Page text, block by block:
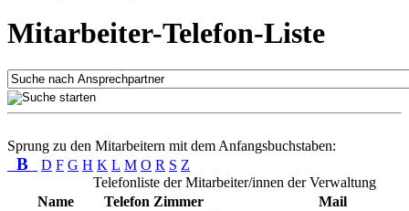
Mitarbeiter-Telefon-Liste
Sprung zu den Mitarbeitern mit dem Anfangsbuchstaben:
B D F G H K L M O R S Z
Telefonliste der Mitarbeiter/innen der Verwaltung
Name
Telefon Zimmer
Mail